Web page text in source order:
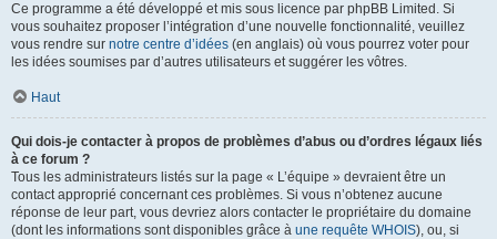
Ce programme a été développé et mis sous licence par phpBB Limited. Si
vous souhaitez proposer l’intégration d’une nouvelle fonctionnalité, veuillez
vous rendre sur notre centre d’idées (en anglais) où vous pourrez voter pour
les idées soumises par d’autres utilisateurs et suggérer les vôtres.
Haut
Qui dois-je contacter à propos de problèmes d’abus ou d’ordres légaux liés
à ce forum ?
Tous les administrateurs listés sur la page « L’équipe » devraient être un
contact approprié concernant ces problèmes. Si vous n’obtenez aucune
réponse de leur part, vous devriez alors contacter le propriétaire du domaine
(dont les informations sont disponibles grâce à une requête WHOIS), ou, si